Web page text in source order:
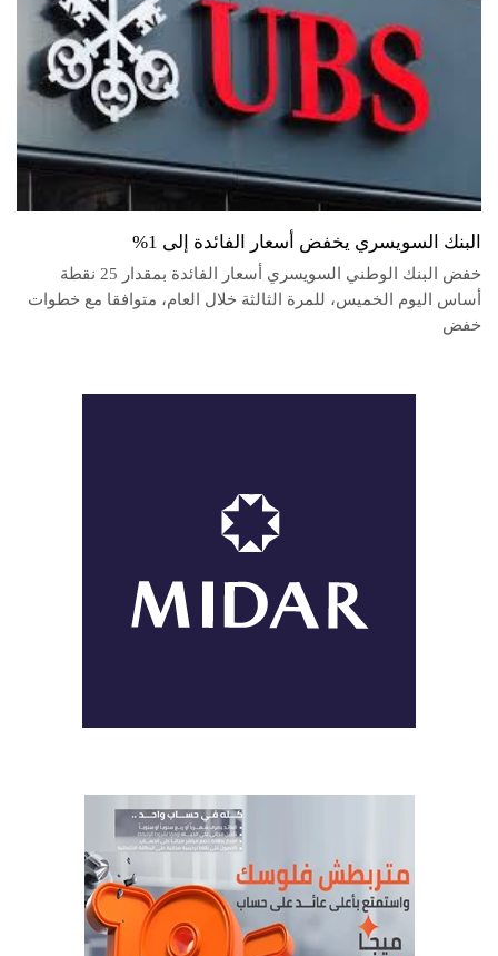
البنك السويسري يخفض أسعار الفائدة إلى 1%
خفض البنك الوطني السويسري أسعار الفائدة بمقدار 25 نقطة
أساس اليوم الخميس، للمرة الثالثة خلال العام، متوافقا مع خطوات
خفض